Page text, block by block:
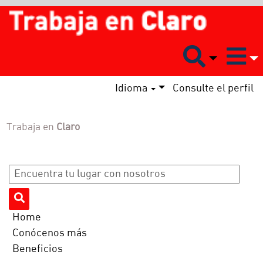
Idioma Consulte el perfil
Trabaja en Claro
Home
Conócenos más
Beneficios